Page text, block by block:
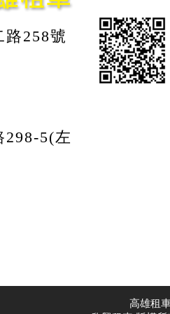
258號
298-5(左
高雄租